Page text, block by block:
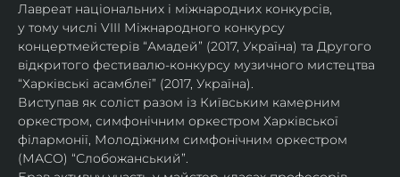
Лавреат національних і міжнародних конкурсів,
у тому числі VIII Міжнародного конкурсу
концертмейстерів “Амадей” (2017, Україна) та Другого
відкритого фестивалю-конкурсу музичного мистецтва
“Харківські асамблеї” (2017, Україна).
Виступав як соліст разом із Київським камерним
оркестром, симфонічним оркестром Харківської
філармонії, Молодіжним симфонічним оркестром
(МАСО) “Слобожанський”.